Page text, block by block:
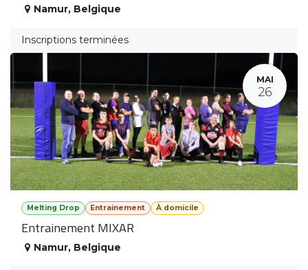
Namur, Belgique
Inscriptions terminées
MAI
26
Melting Drop Entrainement À domicile
Entrainement MIXAR
Namur, Belgique